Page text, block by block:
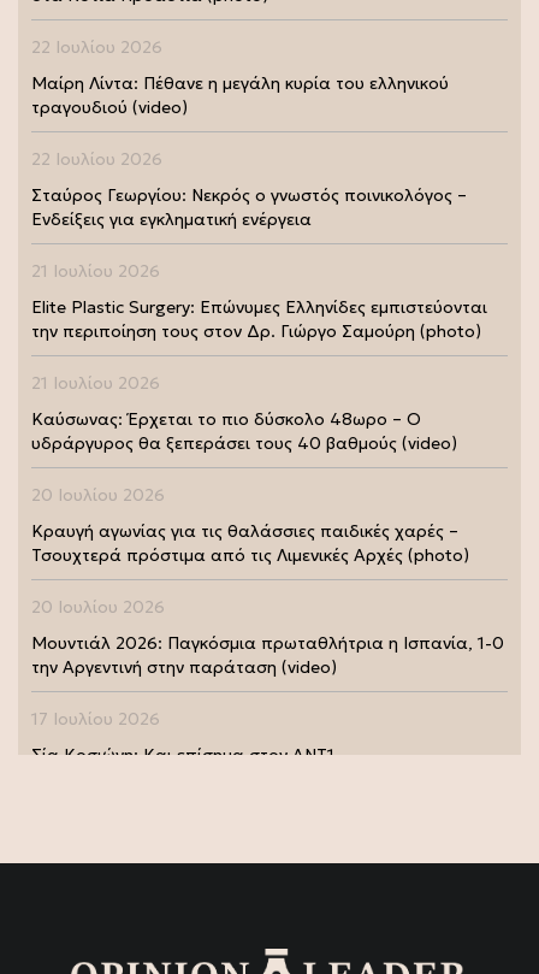
22 Ιουλίου 2026
Μαίρη Λίντα: Πέθανε η μεγάλη κυρία του ελληνικού
τραγουδιού (video)
22 Ιουλίου 2026
Σταύρος Γεωργίου: Νεκρός ο γνωστός ποινικολόγος –
Ενδείξεις για εγκληματική ενέργεια
21 Ιουλίου 2026
Elite Plastic Surgery: Επώνυμες Ελληνίδες εμπιστεύονται
την περιποίηση τους στον Δρ. Γιώργο Σαμούρη (photo)
21 Ιουλίου 2026
Καύσωνας: Έρχεται το πιο δύσκολο 48ωρο – Ο
υδράργυρος θα ξεπεράσει τους 40 βαθμούς (video)
20 Ιουλίου 2026
Κραυγή αγωνίας για τις θαλάσσιες παιδικές χαρές –
Τσουχτερά πρόστιμα από τις Λιμενικές Αρχές (photo)
20 Ιουλίου 2026
Μουντιάλ 2026: Παγκόσμια πρωταθλήτρια η Ισπανία, 1-0
την Αργεντινή στην παράταση (video)
17 Ιουλίου 2026
Σία Κοσιώνη: Και επίσημα στον ΑΝΤ1
της Μάρως Κοντού (photo)
Μάρω Κοντού: Πέθανε η σπουδαία ηθοποιός (video)